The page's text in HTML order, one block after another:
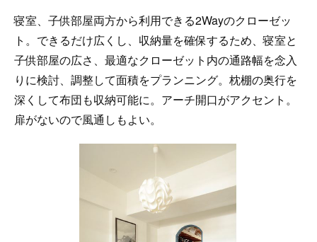
寝室、子供部屋両方から利用できる2Wayのクローゼッ
ト。できるだけ広くし、収納量を確保するため、寝室と
子供部屋の広さ、最適なクローゼット内の通路幅を念入
りに検討、調整して面積をプランニング。枕棚の奥行を
深くして布団も収納可能に。アーチ開口がアクセント。
扉がないので風通しもよい。